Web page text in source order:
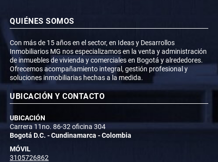
QUIÉNES SOMOS
Con más de 15 años en el sector, en Ideas y Desarrollos
Inmobiliarios MG nos especializamos en la venta y administración
de inmuebles de vivienda y comerciales en Bogotá y alrededores.
Ofrecemos acompañamiento integral, gestión profesional y
soluciones inmobiliarias hechas a la medida.
UBICACIÓN Y CONTACTO
UBICACIÓN
Carrera 11no. 86-32 oficina 304
Bogotá D.C. - Cundinamarca - Colombia
MÓVIL
3105726862